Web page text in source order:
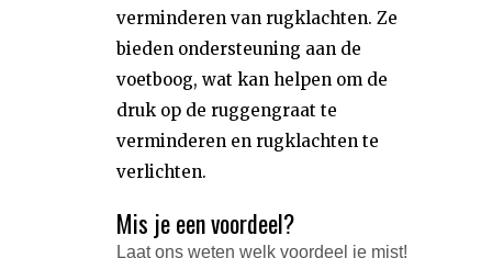
verminderen van rugklachten. Ze
bieden ondersteuning aan de
voetboog, wat kan helpen om de
druk op de ruggengraat te
verminderen en rugklachten te
verlichten.
Mis je een voordeel?
Laat ons weten welk voordeel je mist!